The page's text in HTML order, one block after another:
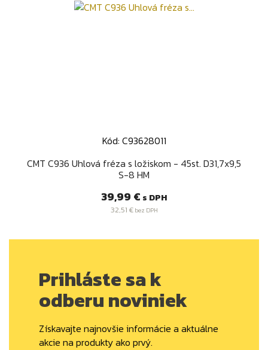
Kód: C93628011
CMT C936 Uhlová fréza s ložiskom - 45st. D31,7x9,5
S-8 HM
Cena
39,99 € s DPH
32,51 €bez DPH
Prihláste sa k
odberu noviniek
Získavajte najnovšie informácie a aktuálne
akcie na produkty ako prvý.